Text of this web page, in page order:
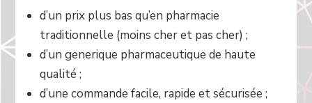
d’un prix plus bas qu’en pharmacie
traditionnelle (moins cher et pas cher) ;
d’un generique pharmaceutique de haute
qualité ;
d’une commande facile, rapide et sécurisée ;